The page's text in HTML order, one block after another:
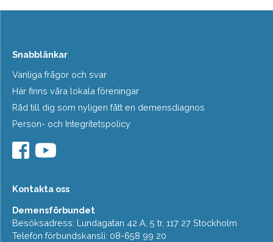
Snabblänkar
Vanliga frågor och svar
Här finns våra lokala föreningar
Råd till dig som nyligen fått en demensdiagnos
Person- och Integritetspolicy
Kontakta oss
Demensförbundet
Besöksadress: Lundagatan 42 A, 5 tr, 117 27 Stockholm
Telefon förbundskansli: 08-658 99 20